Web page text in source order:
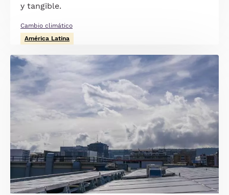
y tangible.
Cambio climático
América Latina
Imagen